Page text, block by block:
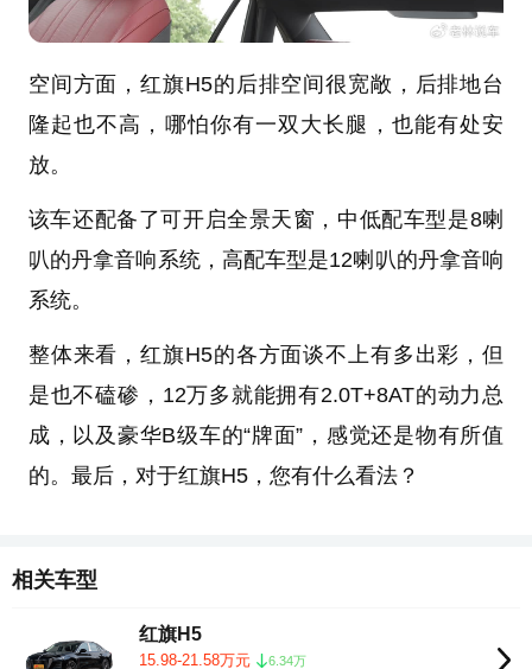
空间方面，红旗H5的后排空间很宽敞，后排地台
隆起也不高，哪怕你有一双大长腿，也能有处安
放。
该车还配备了可开启全景天窗，中低配车型是8喇
叭的丹拿音响系统，高配车型是12喇叭的丹拿音响
系统。
整体来看，红旗H5的各方面谈不上有多出彩，但
是也不磕碜，12万多就能拥有2.0T+8AT的动力总
成，以及豪华B级车的“牌面”，感觉还是物有所值
的。最后，对于红旗H5，您有什么看法？
相关车型
红旗H5
15.98-21.58万元 6.34万